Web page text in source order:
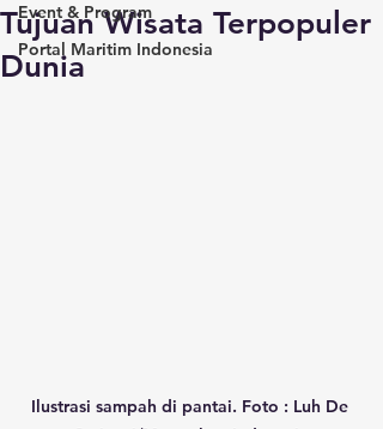
Event & Program
Portal Maritim Indonesia
Tujuan Wisata Terpopuler
Dunia
Ilustrasi sampah di pantai. Foto : Luh De